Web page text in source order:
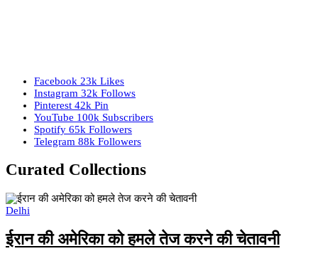
Facebook 23k Likes
Instagram 32k Follows
Pinterest 42k Pin
YouTube 100k Subscribers
Spotify 65k Followers
Telegram 88k Followers
Curated Collections
Delhi
ईरान की अमेरिका को हमले तेज करने की चेतावनी